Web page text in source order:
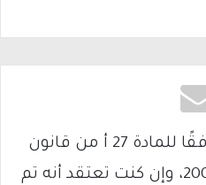
يتم الاستخدام المواد وفقًا للمادة 27 أ من قانون
حقوق التأليف والنشر 2007، وإن كنت تعتقد أنه تم